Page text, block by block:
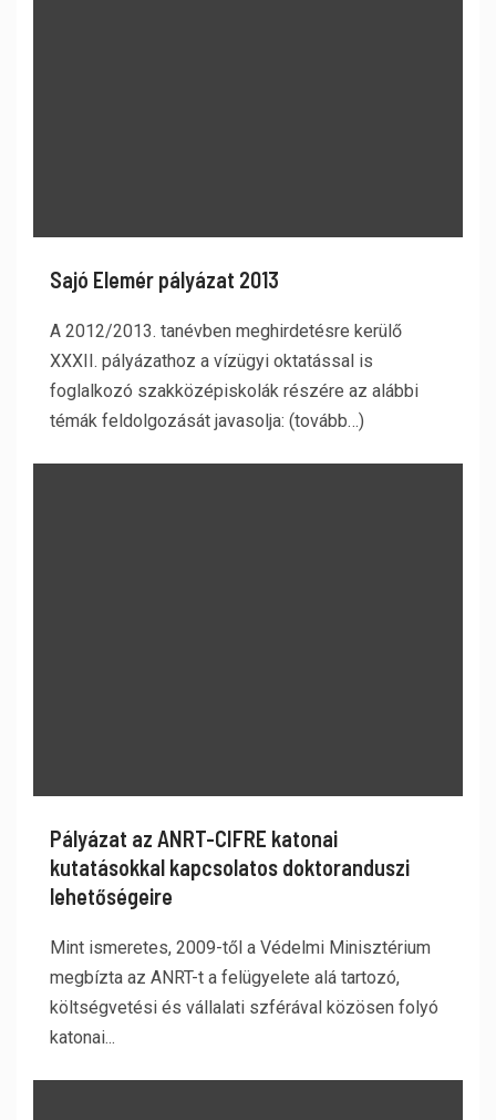
Sajó Elemér pályázat 2013
A 2012/2013. tanévben meghirdetésre kerülő
XXXII. pályázathoz a vízügyi oktatással is
foglalkozó szakközépiskolák részére az alábbi
témák feldolgozását javasolja: (tovább…)
Pályázat az ANRT-CIFRE katonai
kutatásokkal kapcsolatos doktoranduszi
lehetőségeire
Mint ismeretes, 2009-től a Védelmi Minisztérium
megbízta az ANRT-t a felügyelete alá tartozó,
költségvetési és vállalati szférával közösen folyó
katonai...